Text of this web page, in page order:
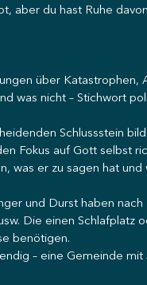
aber du hast Ruhe
über
was nicht – Stichwort
Schlussstein
Fokus auf Gott selbst
was er zu sagen hat und
und Durst haben
Die einen Schlafplatz
benötigen.
– eine Gemeinde mit